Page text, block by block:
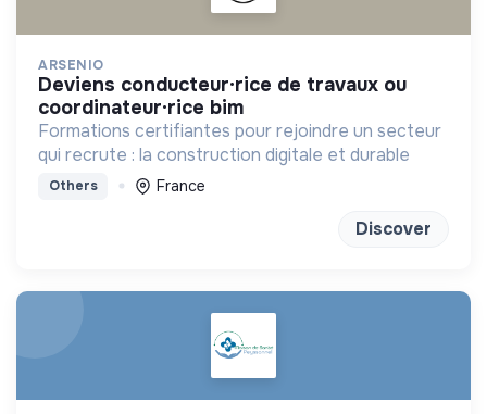
ARSENIO
deviens conducteur·rice de travaux ou
coordinateur·rice bim
Formations certifiantes pour rejoindre un secteur
qui recrute : la construction digitale et durable
Others France
Discover